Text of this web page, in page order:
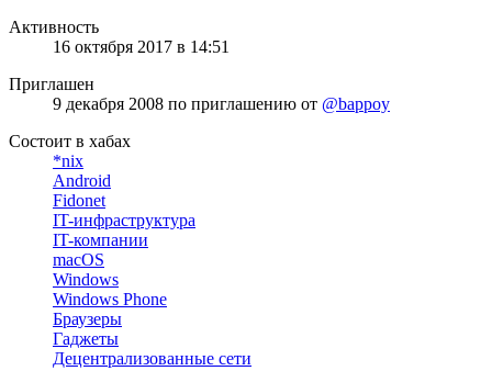
Активность
16 октября 2017 в 14:51
Приглашен
9 декабря 2008 по приглашению от @bappoy
Состоит в хабах
*nix
Android
Fidonet
IT-инфраструктура
IT-компании
macOS
Windows
Windows Phone
Браузеры
Гаджеты
Децентрализованные сети